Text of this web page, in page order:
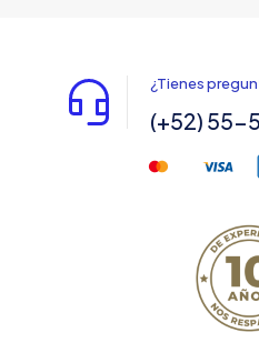
¿Tienes
(+52) 55-